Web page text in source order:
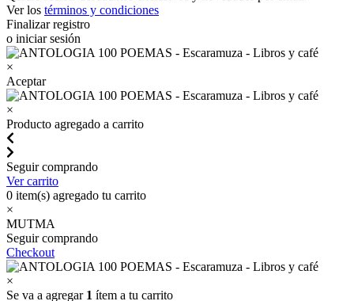
Ver los términos y condiciones
Finalizar registro
o iniciar sesión
×
Aceptar
×
Producto agregado a carrito
Seguir comprando
Ver carrito
0 item(s) agregado tu carrito
×
MUTMA
Seguir comprando
Checkout
×
Se va a agregar 1 ítem a tu carrito